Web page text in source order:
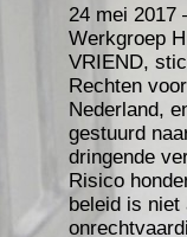
24 mei 2017
Werkgroep
VRIEND,
Rechten
Nederland,
gestuurd
dringende
Risico
beleid is niet